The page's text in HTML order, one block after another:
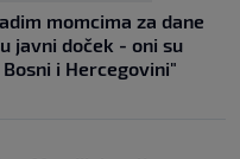
momcima za dane
javni doček - oni su
i Hercegovini"